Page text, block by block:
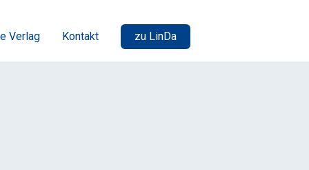
Verlag Kontakt zu LinDa